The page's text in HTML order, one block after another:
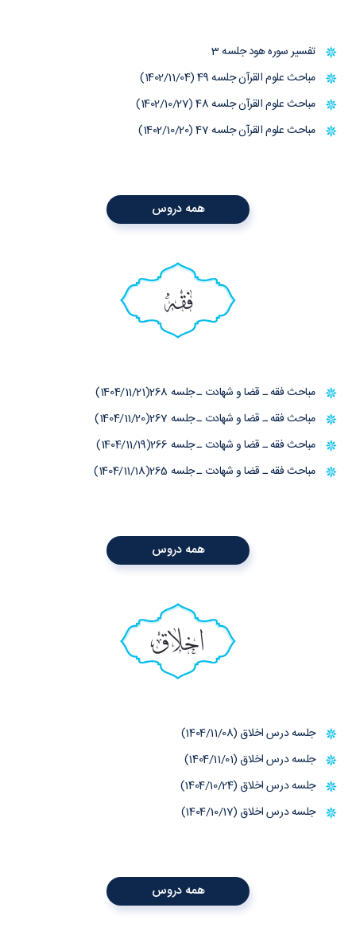
تفسیر سوره هود جلسه 3
مباحث علوم القرآن جلسه 49 (1402/11/04)
مباحث علوم القرآن جلسه 48 (1402/10/27)
مباحث علوم القرآن جلسه 47 (1402/10/20)
همه دروس
فقه
مباحث فقه ـ قضا و شهادت ـ جلسه 268(1404/11/21)
مباحث فقه ـ قضا و شهادت ـ جلسه 267(1404/11/20)
مباحث فقه ـ قضا و شهادت ـ جلسه 266(1404/11/19)
مباحث فقه ـ قضا و شهادت ـ جلسه 265(1404/11/18)
همه دروس
اخلاق
جلسه درس اخلاق (1404/11/08)
جلسه درس اخلاق (1404/11/01)
جلسه درس اخلاق (1404/10/24)
جلسه درس اخلاق (1404/10/17)
همه دروس